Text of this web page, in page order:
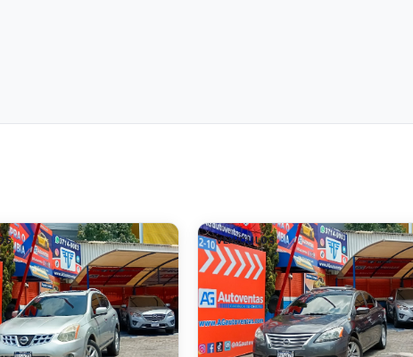
VEHÍCULOS